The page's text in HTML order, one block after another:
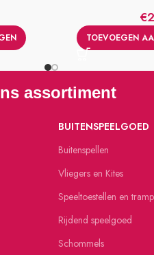
€
TOEVOEGEN
assortiment
BUITENSPEELGOED
Buitenspellen
Vliegers en Kites
Speeltoestellen en
Rijdend speelgoed
Schommels